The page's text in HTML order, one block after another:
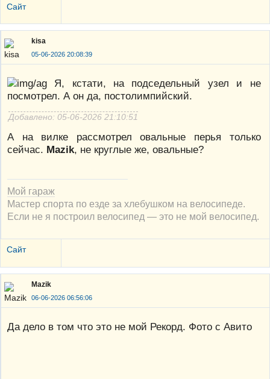
Сайт
kisa
05-06-2026 20:08:39
Я, кстати, на подседельный узел и не
посмотрел. А он да, постолимпийский.
Добавлено: 05-06-2026 21:10:51
А на вилке рассмотрел овальные перья только
сейчас. Mazik, не круглые же, овальные?
Мой гараж
Мастер спорта по езде за хлебушком на велосипеде.
Если не я построил велосипед — это не мой велосипед.
Сайт
Mazik
06-06-2026 06:56:06
Да дело в том что это не мой Рекорд. Фото с Авито